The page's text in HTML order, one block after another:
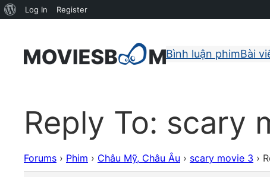
Bình luận phimBài
Reply To: scary
Forums › Phim › Châu Mỹ, Châu Âu › scary movie 3 ›
About
Log In Register